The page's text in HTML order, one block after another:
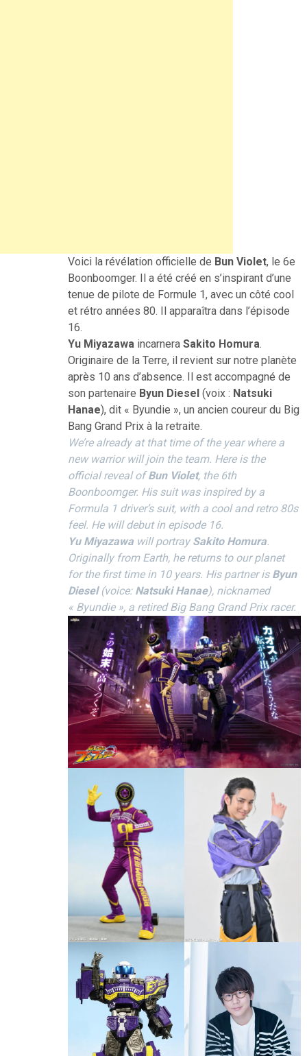
Voici la révélation officielle de Bun Violet, le 6e
Boonboomger. Il a été créé en s’inspirant d’une
tenue de pilote de Formule 1, avec un côté cool
et rétro années 80. Il apparaîtra dans l’épisode
16.
Yu Miyazawa incarneraSakito Homura.
Originaire de la Terre, il revient sur notre planète
après 10 ans d’absence. Il est accompagné de
son partenaire Byun Diesel (voix : Natsuki
Hanae), dit « Byundie », un ancien coureur du Big
Bang Grand Prix à la retraite.
We’re already at that time of the year where a
new warrior will join the team. Here is the
official reveal ofBun Violet, the 6th
Boonboomger. His suit was inspired by a
Formula 1 driver’s suit, with a cool and retro 80s
feel. He will debut in episode 16.
Yu Miyazawa will portray Sakito Homura.
Originally from Earth, he returns to our planet
for the first time in 10 years. His partner is Byun
Diesel(voice: Natsuki Hanae), nicknamed
« Byundie », a retired Big Bang Grand Prix racer.